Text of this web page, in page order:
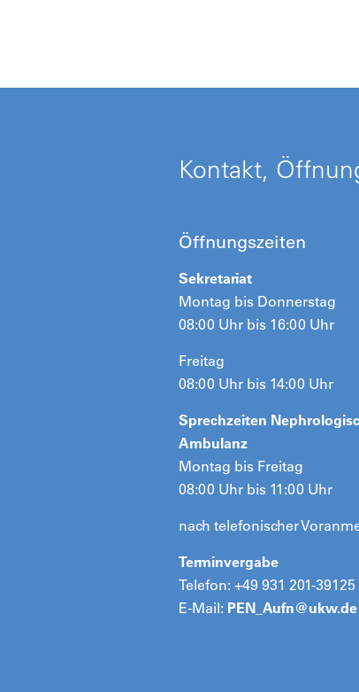
Kontakt,
Öffnungszeiten
Sekretariat
Montag bis Donnerstag
08:00 Uhr bis 16:00 Uhr
Freitag
08:00 Uhr bis 14:00 Uhr
Sprechzeiten
Ambulanz
Montag bis Freitag
08:00 Uhr bis 11:00 Uhr
nach telefonischer
Terminvergabe
Telefon: +49 931 201-39125
E-Mail: PEN_Aufn@ukw.de